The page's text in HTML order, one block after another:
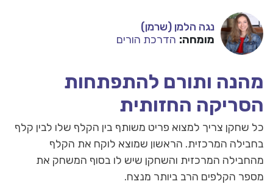
נגה הלמן (שרמן)
מומחה: הדרכת הורים
מהנה ותורם להתפתחות
הסריקה החזותית
כל שחקן צריך למצוא פריט משותף בין הקלף שלו לבין קלף
בחבילה המרכזית. הראשון שמוצא לוקח את הקלף
מהחבילה המרכזית והשחקן שיש לו בסוף המשחק את
מספר הקלפים הרב ביותר מנצח.